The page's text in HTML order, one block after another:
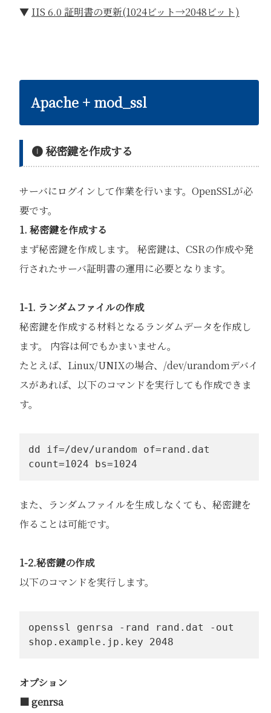
▼ IIS 6.0 証明書の更新(1024ビット→2048ビット)
Apache + mod_ssl
❶ 秘密鍵を作成する
サーバにログインして作業を行います。OpenSSLが必
要です。
1. 秘密鍵を作成する
まず秘密鍵を作成します。 秘密鍵は、CSRの作成や発
行されたサーバ証明書の運用に必要となります。
1-1. ランダムファイルの作成
秘密鍵を作成する材料となるランダムデータを作成し
ます。 内容は何でもかまいません。
たとえば、Linux/UNIXの場合、/dev/urandomデバイ
スがあれば、以下のコマンドを実行しても作成できま
す。
dd if=/dev/urandom of=rand.dat
count=1024 bs=1024
また、ランダムファイルを生成しなくても、秘密鍵を
作ることは可能です。
1-2.秘密鍵の作成
以下のコマンドを実行します。
openssl genrsa -rand rand.dat -out
shop.example.jp.key 2048
オプション
■ genrsa